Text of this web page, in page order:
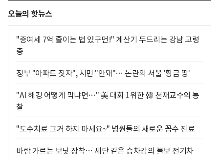
오늘의 핫뉴스
"증여세 7억 줄이는 법 있구먼!" 계산기 두드리는 강남 고령
층
정부 "아파트 짓자", 시민 "안돼"… 논란의 서울 '황금 땅'
"AI 해킹 어떻게 막냐면…" 美 대회 1위한 韓 천재교수의 통
찰
"도수치료 그거 하지 마세요~" 병원들의 새로운 꼼수 진료
바람 가르는 보닛 장착… 세단 같은 승차감의 볼보 전기차